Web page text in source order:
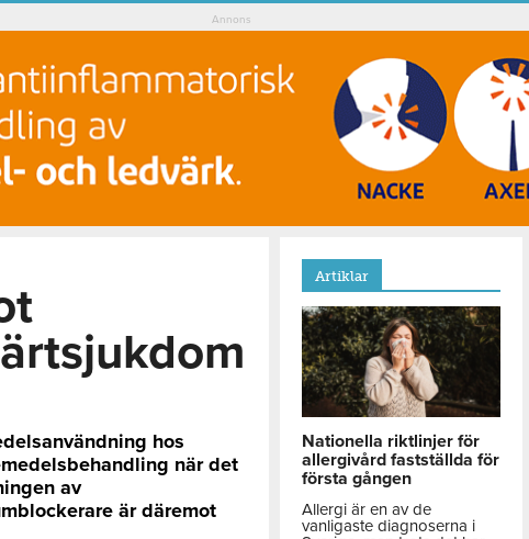
Annons
hos
när det
av
är däremot
Artiklar
Nationella riktlinjer för
allergivård fastställda för
första gången
Allergi är en av de
vanligaste diagnoserna i